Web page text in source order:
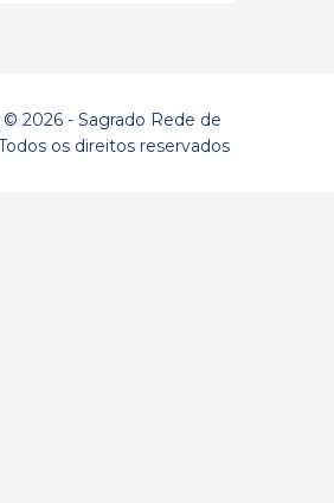
2026 - Sagrado Rede de
os direitos reservados